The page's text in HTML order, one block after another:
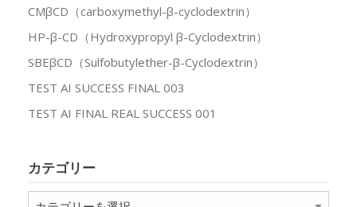
CMβCD（carboxymethyl-β-cyclodextrin）
HP-β-CD（Hydroxypropyl β-Cyclodextrin）
SBEβCD（Sulfobutylether-β-Cyclodextrin）
TEST AI SUCCESS FINAL 003
TEST AI FINAL REAL SUCCESS 001
カテゴリー